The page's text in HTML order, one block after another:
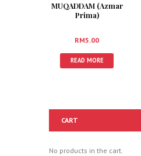
MUQADDAM (Azmar
Prima)
RM5.00
READ MORE
CART
No products in the cart.